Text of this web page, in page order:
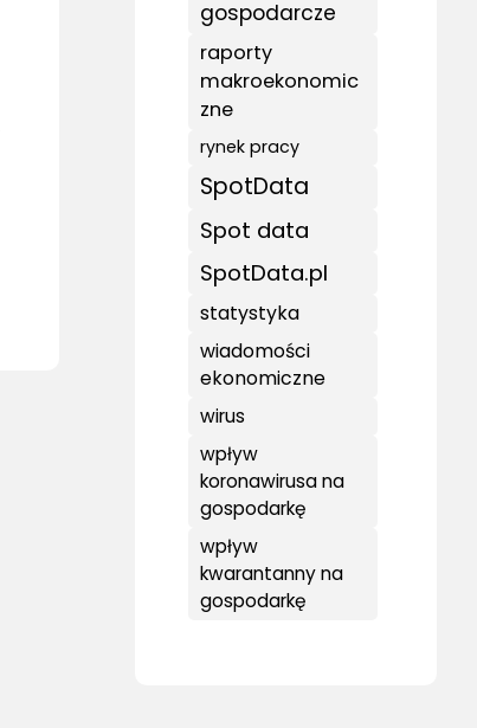
gospodarcze
raporty
makroekonomic
zne
rynek pracy
SpotData
Spot data
SpotData.pl
statystyka
wiadomości
ekonomiczne
wirus
wpływ
koronawirusa na
gospodarkę
wpływ
kwarantanny na
gospodarkę